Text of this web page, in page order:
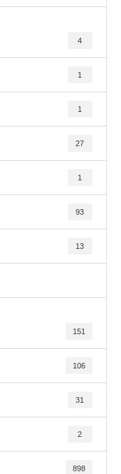
4
1
1
27
1
93
13
151
106
31
2
898